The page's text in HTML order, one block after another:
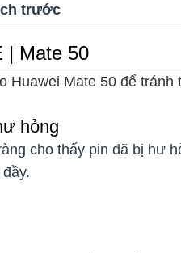
trước
| Mate 50
Huawei Mate 50 để tránh
hỏng
cho thấy pin đã bị hư